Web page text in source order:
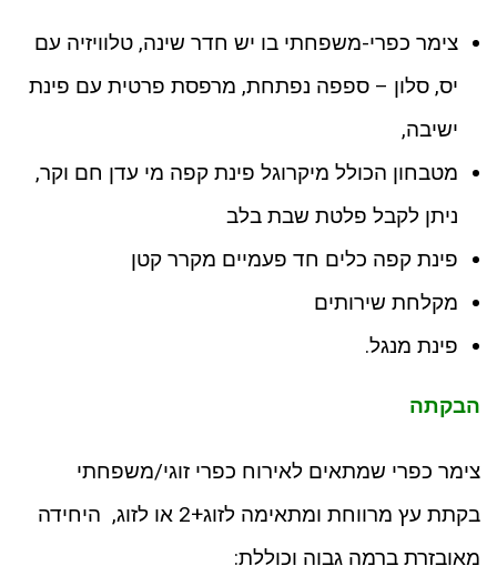
צימר כפרי-משפחתי בו יש חדר שינה, טלוויזיה עם
יס, סלון – ספפה נפתחת, מרפסת פרטית עם פינת
ישיבה,
מטבחון הכולל מיקרוגל פינת קפה מי עדן חם וקר,
ניתן לקבל פלטת שבת בלב
פינת קפה כלים חד פעמיים מקרר קטן
מקלחת שירותים
פינת מנגל.
הבקתה
צימר כפרי שמתאים לאירוח כפרי זוגי/משפחתי
בקתת עץ מרווחת ומתאימה לזוג+2 או לזוג, היחידה
מאובזרת ברמה גבוה וכוללת: